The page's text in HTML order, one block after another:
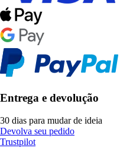
Entrega e devolução
30 dias para mudar de ideia
Devolva seu pedido
Trustpilot